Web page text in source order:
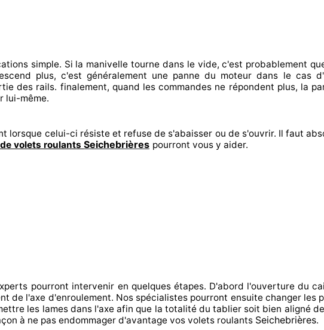
simple. Si la manivelle tourne dans le vide, c'est probablement
plus, c'est généralement une panne du moteur dans le cas
des rails. finalement, quand les commandes ne répondent plus, la
lui-même.
lorsque celui-ci résiste et refuse de s'abaisser ou de s'ouvrir. Il faut
volets roulants Seichebrières pourront vous y aider.
pourront intervenir en quelques étapes. D'abord l'ouverture du
de l'axe d'enroulement. Nos spécialistes pourront ensuite changerles
les lames dans l'axe afin que la totalitédu tablier soit bien aligné
à ne pas endommager d'avantage vos volets roulants Seichebrières.